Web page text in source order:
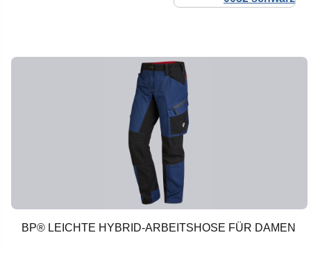
BP® LEICHTE HYBRID-ARBEITSHOSE FÜR DAMEN